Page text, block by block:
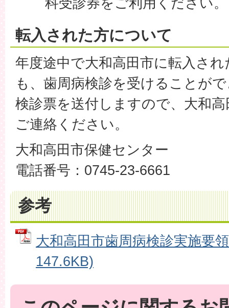
転入された方について
年度途中で大和高田市に転入さ
も、歯周病検診を受けることが
検診票を送付しますので、大和
ご連絡ください。
大和高田市保健センター
電話番号：0745-23-6661
参考
大和高田市歯周病検診実施要
147.6KB)